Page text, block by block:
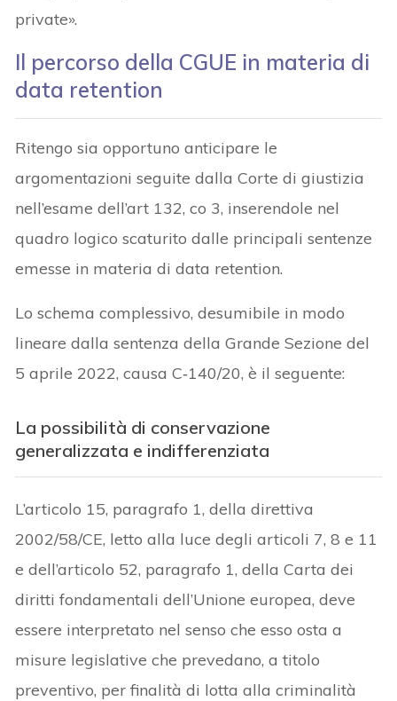
private».
Il percorso della CGUE in materia di
data retention
Ritengo sia opportuno anticipare le
argomentazioni seguite dalla Corte di giustizia
nell’esame dell’art 132, co 3, inserendole nel
quadro logico scaturito dalle principali sentenze
emesse in materia di data retention.
Lo schema complessivo, desumibile in modo
lineare dalla sentenza della Grande Sezione del
5 aprile 2022, causa C‑140/20, è il seguente:
La possibilità di conservazione
generalizzata e indifferenziata
L’articolo 15, paragrafo 1, della direttiva
2002/58/CE, letto alla luce degli articoli 7, 8 e 11
e dell’articolo 52, paragrafo 1, della Carta dei
diritti fondamentali dell’Unione europea, deve
essere interpretato nel senso che esso osta a
misure legislative che prevedano, a titolo
preventivo, per finalità di lotta alla criminalità